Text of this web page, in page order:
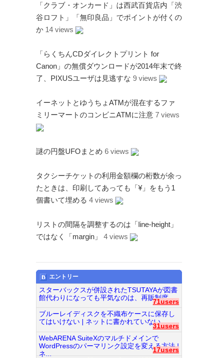
「クラブ・オンカード」は西武百貨店内「渋
谷ロフト」「無印良品」でポイントが付くの
か 14 views
「らくちんCDダイレクトプリント for
Canon」の無償ダウンロードが2014年末で終
了、PIXUSユーザは見逃すな 9 views
イーネットとゆうちょATMが混在するファ
ミリーマートのコンビニATMに注意 7 views
謎の円盤UFOまとめ 6 views
タクシーチケットの利用金額欄の桁数が余っ
たときは、印刷してあっても「¥」をもう1
個書いて埋める 4 views
リストの間隔を調整するのは「line-height」
ではなく「margin」
4 views
エントリー
スターバックスが併設されたTSUTAYAが図書
館代わりになっても平気なのは、再販制度...
71users
ブルーレイディスクを不織布ケースに保存し
てはいけない | ネットに書かれていない...
31users
WebARENA SuiteXのマルチドメインで
WordPressのパーマリンク設定を変える方法 |
ネ...
17users